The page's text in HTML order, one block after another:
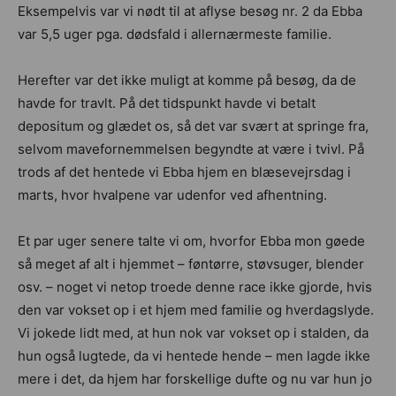
Eksempelvis var vi nødt til at aflyse besøg nr. 2 da Ebba
var 5,5 uger pga. dødsfald i allernærmeste familie.
Herefter var det ikke muligt at komme på besøg, da de
havde for travlt. På det tidspunkt havde vi betalt
depositum og glædet os, så det var svært at springe fra,
selvom mavefornemmelsen begyndte at være i tvivl. På
trods af det hentede vi Ebba hjem en blæsevejrsdag i
marts, hvor hvalpene var udenfor ved afhentning.
Et par uger senere talte vi om, hvorfor Ebba mon gøede
så meget af alt i hjemmet – føntørre, støvsuger, blender
osv. – noget vi netop troede denne race ikke gjorde, hvis
den var vokset op i et hjem med familie og hverdagslyde.
Vi jokede lidt med, at hun nok var vokset op i stalden, da
hun også lugtede, da vi hentede hende – men lagde ikke
mere i det, da hjem har forskellige dufte og nu var hun jo